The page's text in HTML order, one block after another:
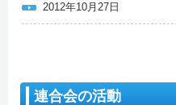
2012年10月27日
連合会の活動